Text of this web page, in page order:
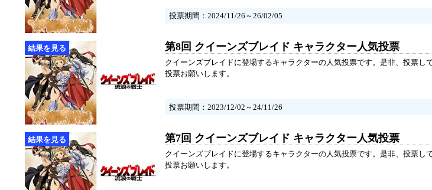
投票期間：2024/11/26～26/02/05
第8回 クイーンズブレイド キャラクター人気投票
クイーンズブレイドに登場するキャラクターの人気投票です。是非、投票
投票お願いします。
投票期間：2023/12/02～24/11/26
第7回 クイーンズブレイド キャラクター人気投票
クイーンズブレイドに登場するキャラクターの人気投票です。是非、投票
投票お願いします。